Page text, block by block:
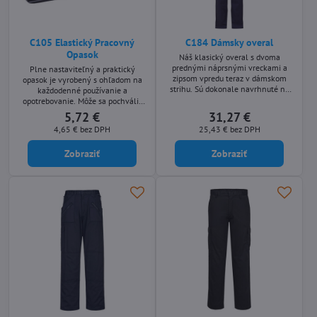
C105 Elastický Pracovný
Opasok
Plne nastaviteľný a praktický
opasok je vyrobený s ohľadom na
každodenné používanie a
opotrebovanie. Môže sa pochváliť
silnou, ale ľahko odopínateľnou
prackou, vďaka čomu je všestranne
populárny.
5,72 €
4,65 € bez DPH
Zobraziť
C184 Dámsky overal
Náš klasický overal s dvoma
prednými náprsnými vreckami a
zipsom vpredu teraz v dámskom
strihu. Sú dokonale navrhnuté na
31,27 €
25,43 € bez DPH
Zobraziť